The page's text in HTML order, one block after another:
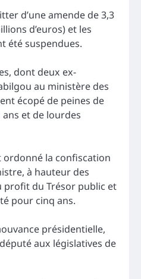
d’une amende de 3,3
d’euros) et les
été suspendues.
dont deux ex-
au ministère des
écopé de peines de
et de lourdes
ordonné la confiscation
à hauteur des
profit du Trésor public et
pour cinq ans.
présidentielle,
aux législatives de